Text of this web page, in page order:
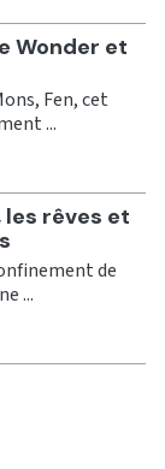
Wonder et
Fen, cet
...
les rêves et
de
...